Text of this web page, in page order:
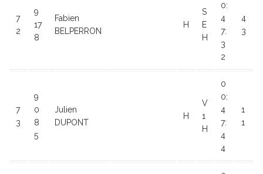
7
2
9
17
8
Fabien
BELPERRON
H
S
E
H
0:
4
7:
3
2
4
3
7
3
9
0
8
5
Julien
DUPONT
H
V
1
H
0
0:
4
7:
4
4
1
1